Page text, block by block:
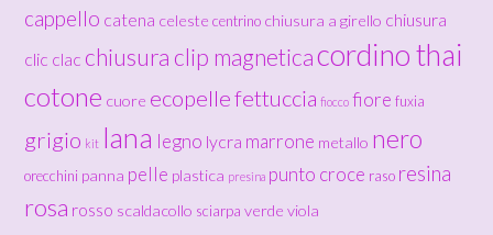
cappello catena celeste centrino chiusura a girello chiusura
clic clac chiusura clip magneticacordino thai
cotone cuore ecopellefettuccia fiocco fiore fuxia
grigio kit lana legno lycra marrone metallo nero
orecchini panna pelle plastica presina punto croce raso resina
rosa rosso scaldacollo sciarpa verde viola